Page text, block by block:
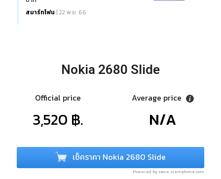
สมาร์ทโฟน | 22 พ.ย. 66
Nokia 2680 Slide
Official price
3,520 ฿.
Average price
N/A
เช็คราคา Nokia 2680 Slide
Powered by store.siamphone.com